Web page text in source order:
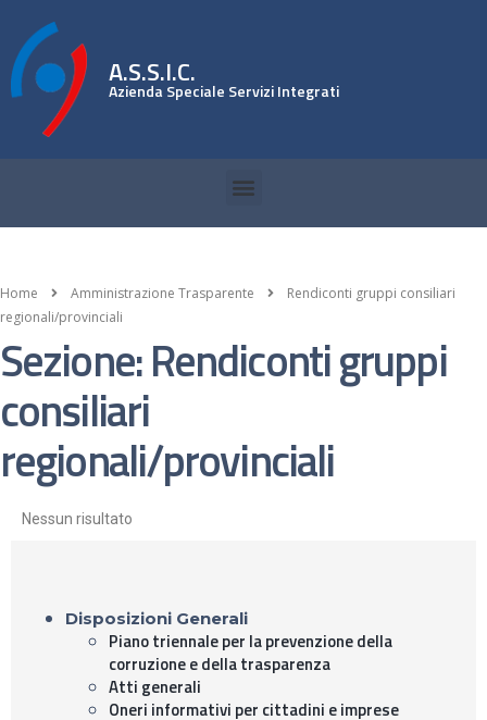
A.S.S.I.C.
Azienda Speciale Servizi Integrati
Home Amministrazione Trasparente
Rendiconti gruppi consiliari
regionali/provinciali
Sezione: Rendiconti gruppi
consiliari
regionali/provinciali
Nessun risultato
Disposizioni Generali
Piano triennale per la prevenzione della
corruzione e della trasparenza
Atti generali
Oneri informativi per cittadini e imprese